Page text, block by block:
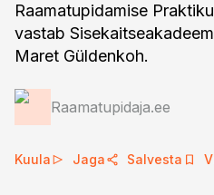
Raamatupidamise
vastab
Maret Güldenkoh.
Raamatupidaja.ee
Kuula Jaga Salvesta